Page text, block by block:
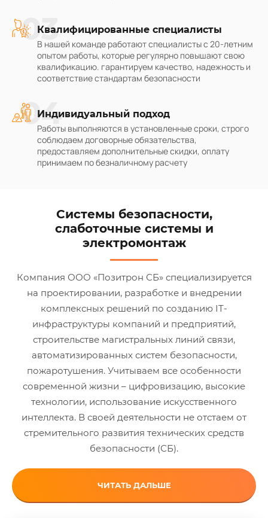
03
Квалифицированные специалисты
В нашей команде работают специалисты с 20-летним
опытом работы, которые регулярно повышают свою
квалификацию. гарантируем качество, надежность и
соответствие стандартам безопасности
04
Индивидуальный подход
Работы выполняются в установленные сроки, строго
соблюдаем договорные обязательства,
предоставляем дополнительные скидки, оплату
принимаем по безналичному расчету
Системы безопасности,
слаботочные системы и
электромонтаж
Компания ООО «Позитрон СБ» специализируется
на проектировании, разработке и внедрении
комплексных решений по созданию IT-
инфраструктуры компаний и предприятий,
строительстве магистральных линий связи,
автоматизированных систем безопасности,
пожаротушения. Учитываем все особенности
современной жизни – цифровизацию, высокие
технологии, использование искусственного
интеллекта. В своей деятельности не отстаем от
стремительного развития технических средств
безопасности (СБ).
ЧИТАТЬ ДАЛЬШЕ